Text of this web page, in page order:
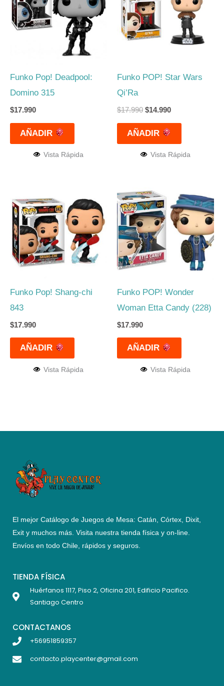
Funko Pop! Deadpool:
Domino 315
$17.990
AÑADIR
Vista Rápida
Funko POP! Star Wars
Qi’Ra
$17.990
$17.990.
$14.990
$14.990.
AÑADIR
Vista Rápida
Funko Pop! Shang-chi
843
$17.990
AÑADIR
Vista Rápida
Funko POP! Wonder
Woman Etta Candy (228)
$17.990
AÑADIR
Vista Rápida
El mejor Catálogo de Juegos de Mesa: Catán, Córtex, Dixit,
Exit y muchos más. Visita nuestra tienda física y on-line.
Envíos en todo Chile, rápidos y seguros
TIENDA FÍSICA
Huérfanos 1117, Piso 2, Oficina 201, Edificio Pacifico.
Santiago Centro
CONTACTANOS
+56951859357
contacto.playcenter@gmail.com